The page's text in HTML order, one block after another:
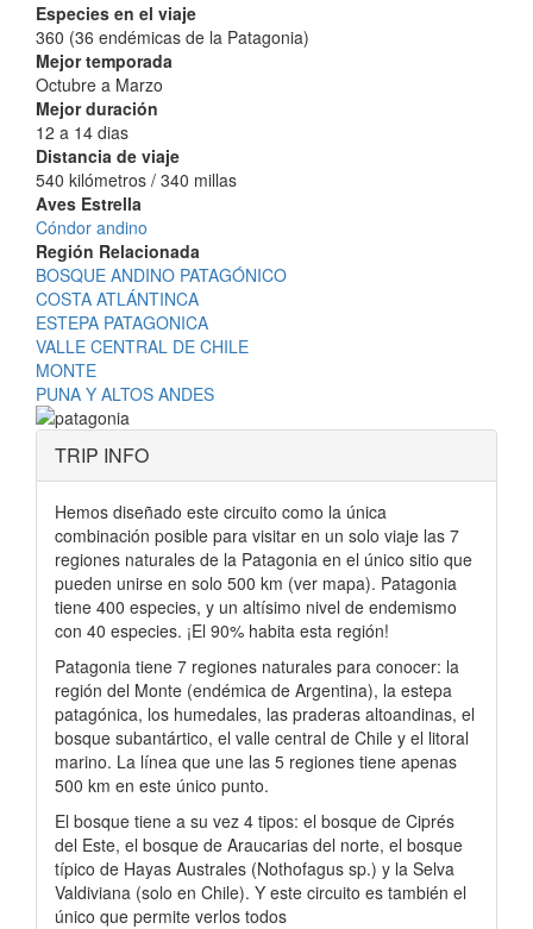
Especies en el viaje
360 (36 endémicas de la Patagonia)
Mejor temporada
Octubre a Marzo
Mejor duración
12 a 14 dias
Distancia de viaje
540 kilómetros / 340 millas
Aves Estrella
Cóndor andino
Región Relacionada
BOSQUE ANDINO PATAGÓNICO
COSTA ATLÁNTINCA
ESTEPA PATAGONICA
VALLE CENTRAL DE CHILE
MONTE
PUNA Y ALTOS ANDES
TRIP INFO
Hemos diseñado este circuito como la única
combinación posible para visitar en un solo viaje las 7
regiones naturales de la Patagonia en el único sitio que
pueden unirse en solo 500 km (ver mapa). Patagonia
tiene 400 especies, y un altísimo nivel de endemismo
con 40 especies. ¡El 90% habita esta región!
Patagonia tiene 7 regiones naturales para conocer: la
región del Monte (endémica de Argentina), la estepa
patagónica, los humedales, las praderas altoandinas, el
bosque subantártico, el valle central de Chile y el litoral
marino. La línea que une las 5 regiones tiene apenas
500 km en este único punto.
El bosque tiene a su vez 4 tipos: el bosque de Ciprés
del Este, el bosque de Araucarias del norte, el bosque
típico de Hayas Australes (Nothofagus sp.) y la Selva
Valdiviana (solo en Chile). Y este circuito es también el
único que permite verlos todos